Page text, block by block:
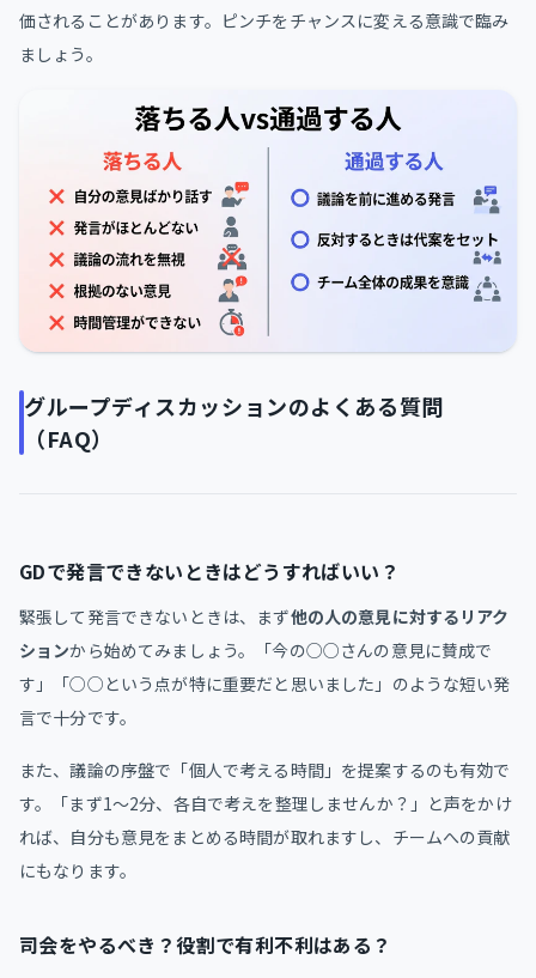
価されることがあります。ピンチをチャンスに変える意識で臨み
ましょう。
グループディスカッションのよくある質問
（FAQ）
GDで発言できないときはどうすればいい？
緊張して発言できないときは、まず他の人の意見に対するリアク
ションから始めてみましょう。「今の○○さんの意見に賛成で
す」「○○という点が特に重要だと思いました」のような短い発
言で十分です。
また、議論の序盤で「個人で考える時間」を提案するのも有効で
す。「まず1〜2分、各自で考えを整理しませんか？」と声をかけ
れば、自分も意見をまとめる時間が取れますし、チームへの貢献
にもなります。
司会をやるべき？役割で有利不利はある？